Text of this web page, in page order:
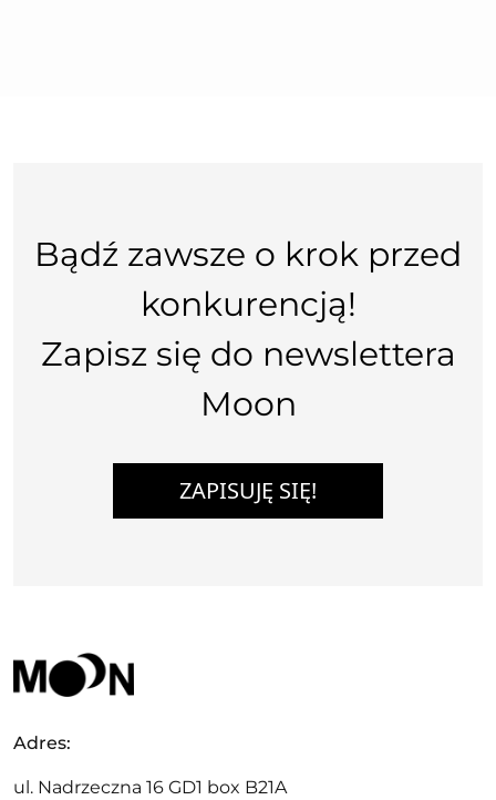
Bądź zawsze o krok przed
konkurencją!
Zapisz się do newslettera
Moon
ZAPISUJĘ SIĘ!
Adres:
ul. Nadrzeczna 16 GD1 box B21A